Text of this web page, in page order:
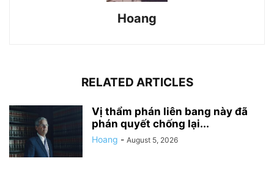
Hoang
RELATED ARTICLES
Vị thẩm phán liên bang này đã
phán quyết chống lại...
Hoang - August 5, 2026